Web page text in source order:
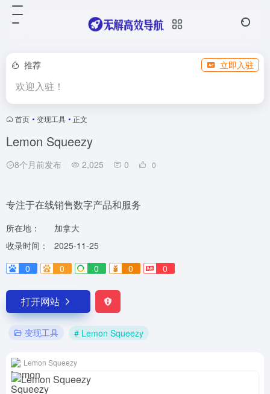
推荐 立即入驻
欢迎入驻！
首页 • 变现工具 • 正文
Lemon Squeezy
8个月前发布 2,025 0 0
专注于在线销售数字产品和服务
所在地：
加拿大
收录时间：
2025-11-25
0
0 0 0 0
打开网站
变现工具 # Lemon Squeezy
Lemon Squeezy